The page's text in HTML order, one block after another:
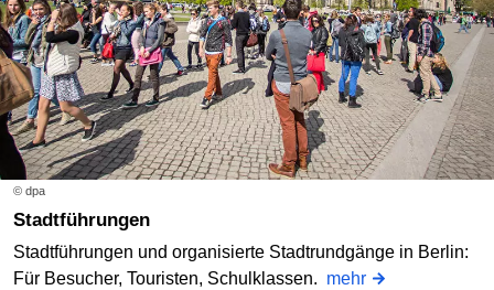
© dpa
Stadtführungen
Stadtführungen und organisierte Stadtrundgänge in Berlin:
Für Besucher, Touristen, Schulklassen. mehr